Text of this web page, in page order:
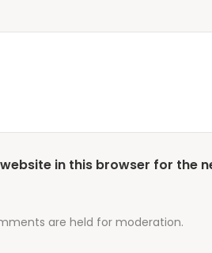
are held for moderation.
in this browser for the